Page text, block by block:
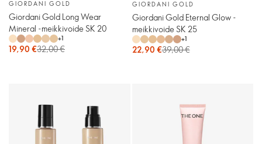
GIORDANI GOLD
Giordani Gold Long Wear
Mineral -meikkivoide SK 20
+1
19,90 €32,00 €
GIORDANI GOLD
Giordani Gold Eternal Glow -
meikkivoide SK 25
+1
22,90 €39,00 €